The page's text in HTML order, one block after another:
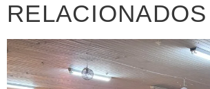
RELACIONADOS